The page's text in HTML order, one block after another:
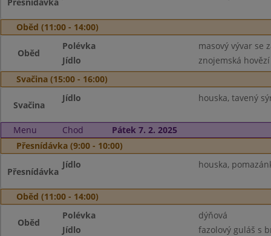
Oběd (11:00 - 14:00)
Oběd
Polévka
masový vývar se
Jídlo
znojemská
Svačina (15:00 - 16:00)
Svačina
Jídlo houska, tavený
Menu Chod
Pátek 7. 2. 2025
Přesnídávka (9:00 - 10:00)
Přesnídávka
Jídlo houska,
Oběd (11:00 - 14:00)
Oběd
Polévka
dýňová
Jídlo
fazolový guláš s